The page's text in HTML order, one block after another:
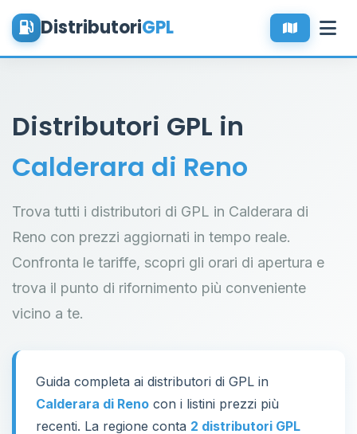
DistributoriGPL
Distributori GPL in
Calderara di Reno
Trova tutti i distributori di GPL in Calderara di
Reno con prezzi aggiornati in tempo reale.
Confronta le tariffe, scopri gli orari di apertura e
trova il punto di rifornimento più conveniente
vicino a te.
Guida completa ai distributori di GPL in
Calderara di Reno con i listini prezzi più
recenti. La regione conta 2 distributori GPL